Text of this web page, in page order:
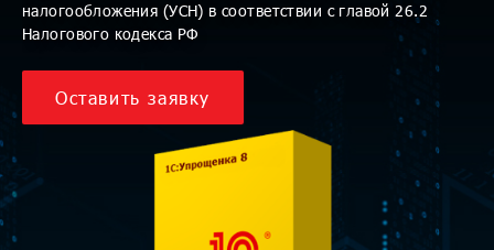
налогообложения (УСН) в соответствии с главой 26.2
Налогового кодекса РФ
Оставить заявку